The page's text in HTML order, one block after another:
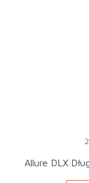
Allure DLX